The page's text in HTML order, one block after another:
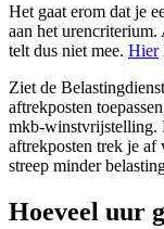
Het gaat erom dat je
aan het
telt dus niet mee. Hier
Ziet de
aftrekposten
mkb-winstvrijstelling.
aftrekposten trek je af
streep minder
Hoeveel uur